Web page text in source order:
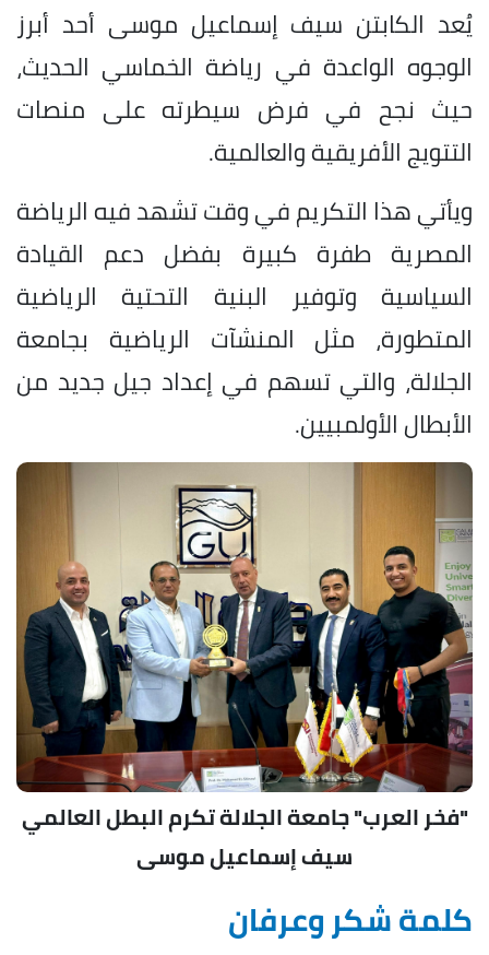
يُعد الكابتن سيف إسماعيل موسى أحد أبرز
الوجوه الواعدة في رياضة الخماسي الحديث،
حيث نجح في فرض سيطرته على منصات
التتويج الأفريقية والعالمية.
ويأتي هذا التكريم في وقت تشهد فيه الرياضة
المصرية طفرة كبيرة بفضل دعم القيادة
السياسية وتوفير البنية التحتية الرياضية
المتطورة، مثل المنشآت الرياضية بجامعة
الجلالة، والتي تسهم في إعداد جيل جديد من
الأبطال الأولمبيين.
"فخر العرب" جامعة الجلالة تكرم البطل العالمي
سيف إسماعيل موسى
كلمة شكر وعرفان